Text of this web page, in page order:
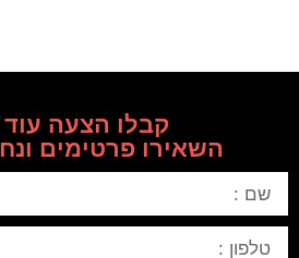
קבלו הצעה עוד
השאירו פרטימים